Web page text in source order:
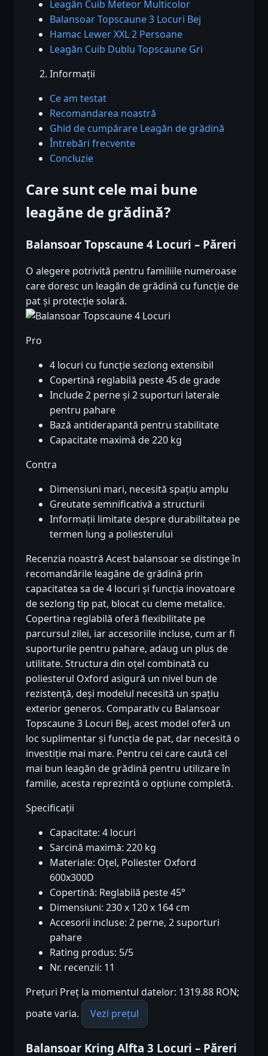
Leagăn Cuib Meteor Multicolor
Balansoar Topscaune 3 Locuri Bej
Hamac Lewer XXL 2 Persoane
Leagăn Cuib Dublu Topscaune Gri
Informații
Ce am testat
Recomandarea noastră
Ghid de cumpărare Leagăn de grădină
Întrebări frecvente
Concluzie
Care sunt cele mai bune
leagăne de grădină?
Balansoar Topscaune 4 Locuri – Păreri
O alegere potrivită pentru familiile numeroase
care doresc un leagăn de grădină cu funcție de
pat și protecție solară.
Pro
4 locuri cu funcție sezlong extensibil
Copertină reglabilă peste 45 de grade
Include 2 perne și 2 suporturi laterale
pentru pahare
Bază antiderapantă pentru stabilitate
Capacitate maximă de 220 kg
Contra
Dimensiuni mari, necesită spațiu amplu
Greutate semnificativă a structurii
Informații limitate despre durabilitatea pe
termen lung a poliesterului
Recenzia noastră Acest balansoar se distinge în
recomandările leagăne de grădină prin
capacitatea sa de 4 locuri și funcția inovatoare
de sezlong tip pat, blocat cu cleme metalice.
Copertina reglabilă oferă flexibilitate pe
parcursul zilei, iar accesoriile incluse, cum ar fi
suporturile pentru pahare, adaug un plus de
utilitate. Structura din oțel combinată cu
poliesterul Oxford asigură un nivel bun de
rezistență, deși modelul necesită un spațiu
exterior generos. Comparativ cu Balansoar
Topscaune 3 Locuri Bej, acest model oferă un
loc suplimentar și funcția de pat, dar necesită o
investiție mai mare. Pentru cei care caută cel
mai bun leagăn de grădină pentru utilizare în
familie, acesta reprezintă o opțiune completă.
Specificații
Capacitate: 4 locuri
Sarcină maximă: 220 kg
Materiale: Oțel, Poliester Oxford
600x300D
Copertină: Reglabilă peste 45°
Dimensiuni: 230 x 120 x 164 cm
Accesorii incluse: 2 perne, 2 suporturi
pahare
Rating produs: 5/5
Nr. recenzii: 11
Prețuri Preț la momentul datelor: 1319.88 RON;
poate varia.
Vezi prețul
Balansoar Kring Alfta 3 Locuri – Păreri